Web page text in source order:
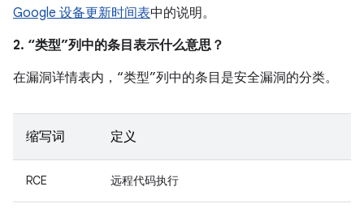
Google 设备更新时间表中的说明。
2. “类型”列中的条目表示什么意思？
在漏洞详情表内，“类型”列中的条目是安全漏洞的分类。
缩写词 定义
RCE 远程代码执行